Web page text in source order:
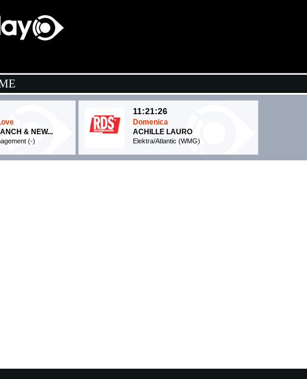
& NEW...
(-)
11:21:26
Domenica
ACHILLE LAURO
Elektra/Atlantic (WMG)